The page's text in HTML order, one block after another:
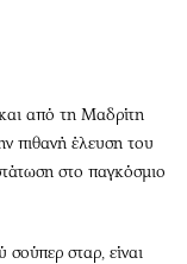
από τη Μαδρίτη
πιθανή έλευση του
στο παγκόσμιο
σταρ, είναι